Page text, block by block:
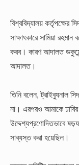
বিশ্ববিদ্যালয় কর্তৃপক্ষের
সাক্ষাৎকারে সামিয়া
করব। কারণ আদালত
আদালত।
তিনি বলেন, ট্রাইব্যুনাল
না। এরপরও আমাকে
উদ্দেশ্যপ্রণোদিতভাবে
সাব্যস্ত করা হয়েছিল।